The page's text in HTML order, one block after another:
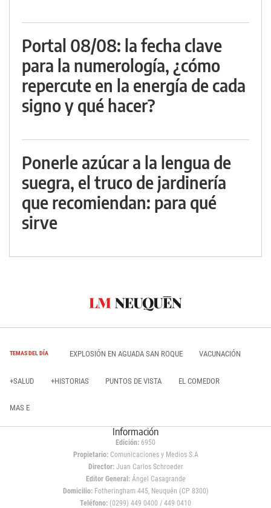
Portal 08/08: la fecha clave
para la numerología, ¿cómo
repercute en la energía de cada
signo y qué hacer?
Ponerle azúcar a la lengua de
suegra, el truco de jardinería
que recomiendan: para qué
sirve
TEMAS DEL DÍA EXPLOSIÓN EN AGUADA SAN ROQUE VACUNACIÓN
+SALUD +HISTORIAS PUNTOS DE VISTA EL COMEDOR
MAS E
Información
Edición: 6950
Propietario:Comunicaciones y Medios S.A
Director: Juan Carlos Schroeder
Editor General:Ángel Casagrande
Domicilio:Fotheringham 445, Neuquén (CP 8300)
Teléfono: (0299) 449 0400 / 449 0410